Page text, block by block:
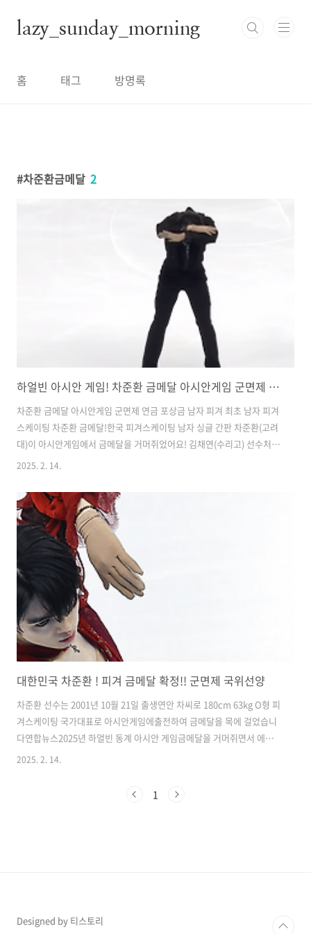
lazy_sunday_morning
홈 태그 방명록
차준환금메달 2
하얼빈 아시안 게임! 차준환 금메달 아시안게임 군면제 연금 포상금 남자 피겨 최초
차준환 금메달 아시안게임 군면제 연금 포상금 남자 피겨 최초 ​남자 피겨
스케이팅 차준환 금메달!​한국 피겨스케이팅 남자 싱글 간판 차준환(고려
대)이 아시안게임에서 금메달을 거머쥐었어요! 김채연(수리고) 선수처럼
쇼트 프로그램에서 2위를 기록한 뒤, 일본 선수를 제치고 극적인 역전 우
하얼빈 헤이룽장 빙상훈련센터 다목적홀에서 열린 '2025 하얼빈 동계 아
시안게임' 피겨 남자 싱글 프리 스케이팅에서 기술 점수(TES) 99.02점,
예술 점수(PCS) 88.58점, 총 187.60점을 받았어요. 여기에 11일 쇼트 프
로그램에서 기록한 94.09점을 합쳐 최종 281.69점을 획득했습니다.​아
시아 최강으로 꼽히던 일본의 가기야마 유마..
2025. 2. 14.
대한민국 차준환 ! 피겨 금메달 확정!! 군면제 국위선양
차준환 선수는 2001년 10월 21일 출생연안 차씨로 180cm 63kg O형 피
겨스케이팅 국가대표로 아시안게임에출전하여 금메달을 목에 걸었습니
다​​연합뉴스​​2025년 하얼빈 동계 아시안 게임금메달을 거머쥐면서 에술
체육요원으로군면제가 확정되었으며 김채연 선수에이어 남녀 싱글 동반
수 99.02점그리고 예술점수 88.58점으로 총점으로187.60점을 받았습
2025. 2. 14.
1
Designed by 티스토리